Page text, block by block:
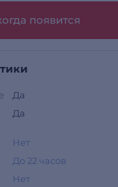
появится
Да
Да
Нет
До 22 часов
Нет